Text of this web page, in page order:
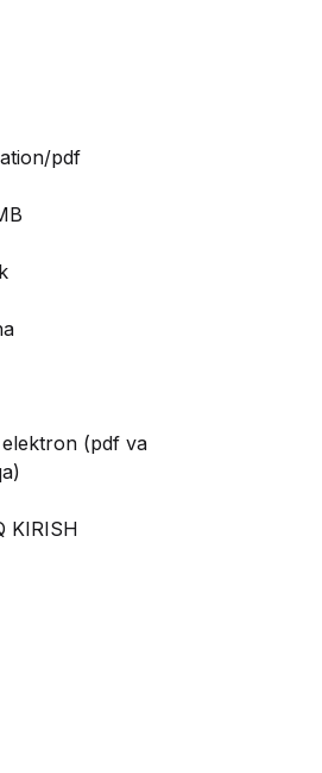
pdf
elektron (pdf va
KIRISH